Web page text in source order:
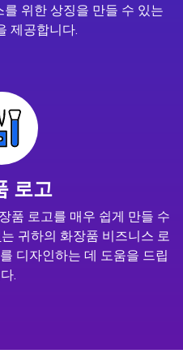
위한 상징을 만들 수 있는
제공합니다.
로고
품 로고를 매우 쉽게 만들 수
는 귀하의 화장품 비즈니스 로
디자인하는 데 도움을 드립
.